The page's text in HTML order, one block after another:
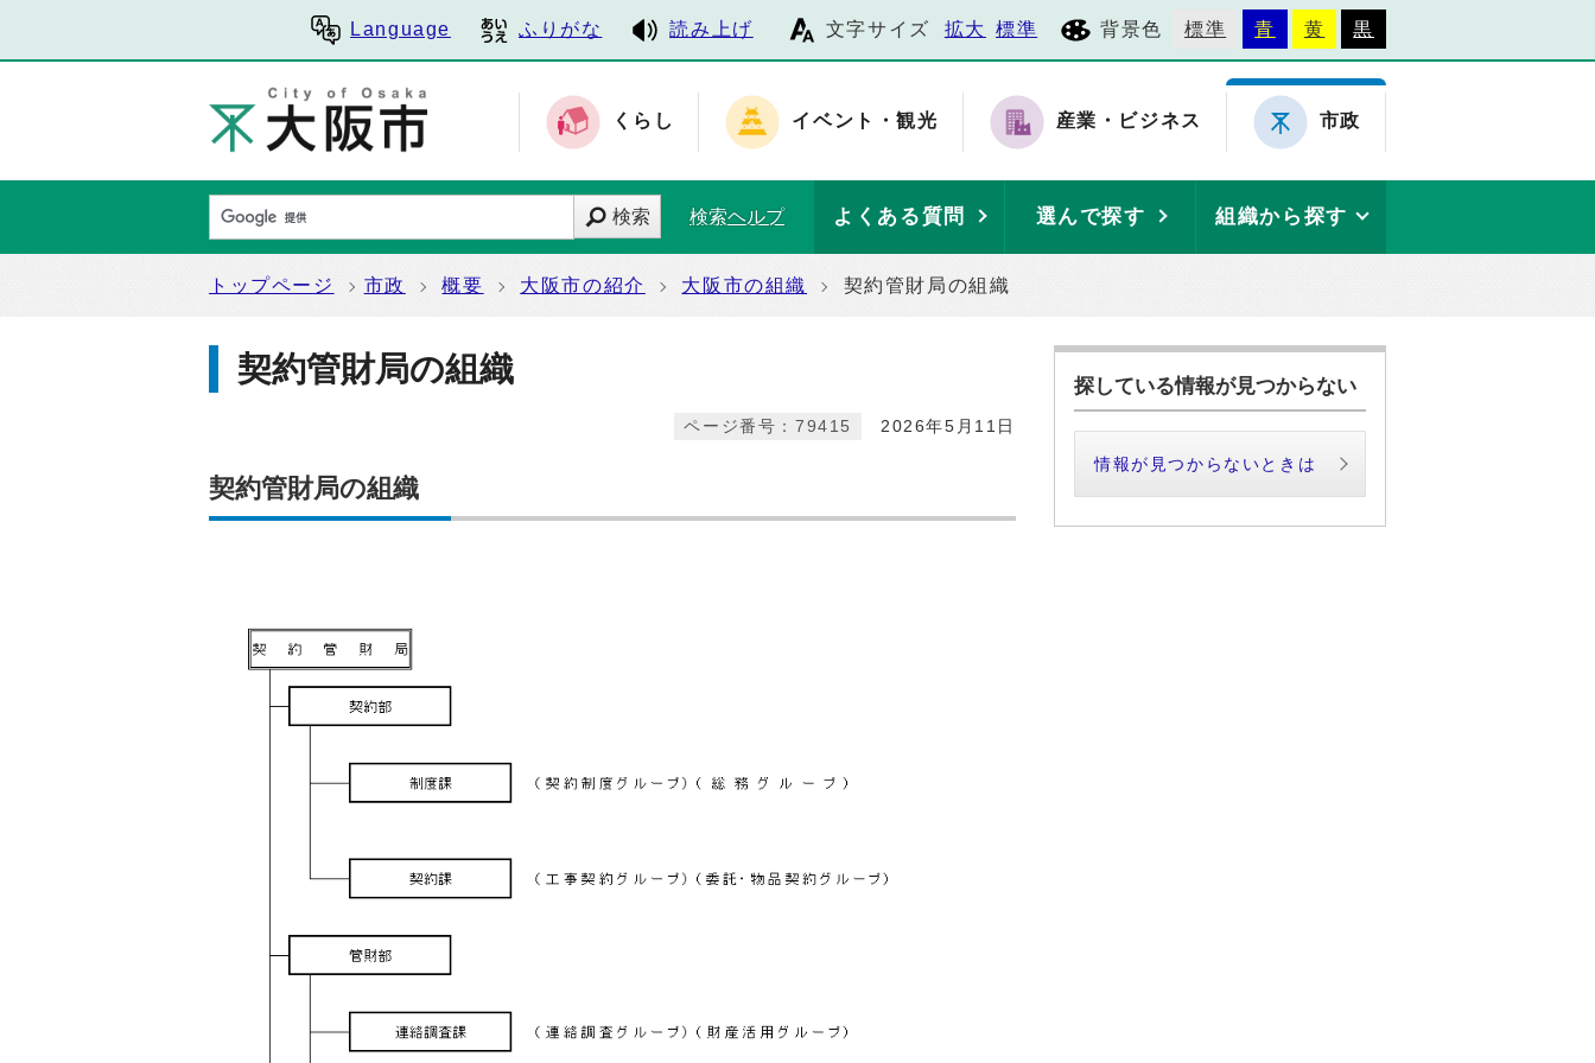
Language ふりがな 読み上げ 文字サイズ 拡大 標準 背景色 標準 青 黄 黒
くらし イベント・観光 産業・ビジネス 市政
検索 検索ヘルプ よくある質問 選んで探す 組織から探す
トップページ 市政 概要 大阪市の紹介 大阪市の組織 契約管財局の組織
契約管財局の組織
2026年5月11日
ページ番号：79415
契約管財局の組織
探している情報が見つからない
情報が見つからないときは